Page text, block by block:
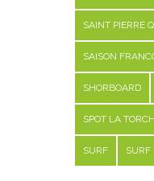
SAINT PIERRE
SAISON
SHORBOARD
SPOT LA
SURF SURF